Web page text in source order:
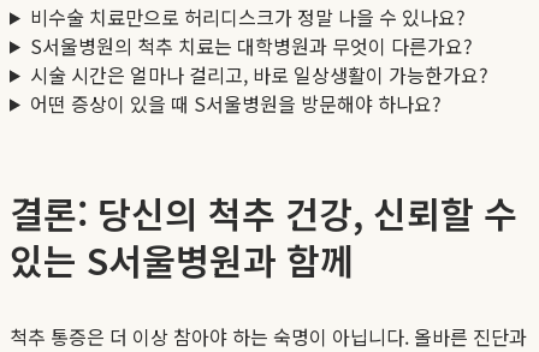
비수술 치료만으로 허리디스크가 정말 나을 수 있나요?
S서울병원의 척추 치료는 대학병원과 무엇이 다른가요?
시술 시간은 얼마나 걸리고, 바로 일상생활이 가능한가요?
어떤 증상이 있을 때 S서울병원을 방문해야 하나요?
결론: 당신의 척추 건강, 신뢰할 수
있는 S서울병원과 함께
척추 통증은 더 이상 참아야 하는 숙명이 아닙니다. 올바른 진단과